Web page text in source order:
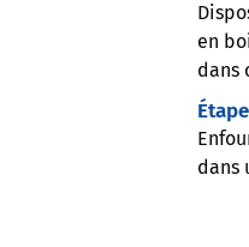
en
dans
dans